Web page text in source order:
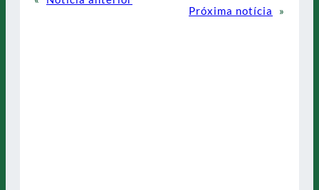
Próxima notícia
»